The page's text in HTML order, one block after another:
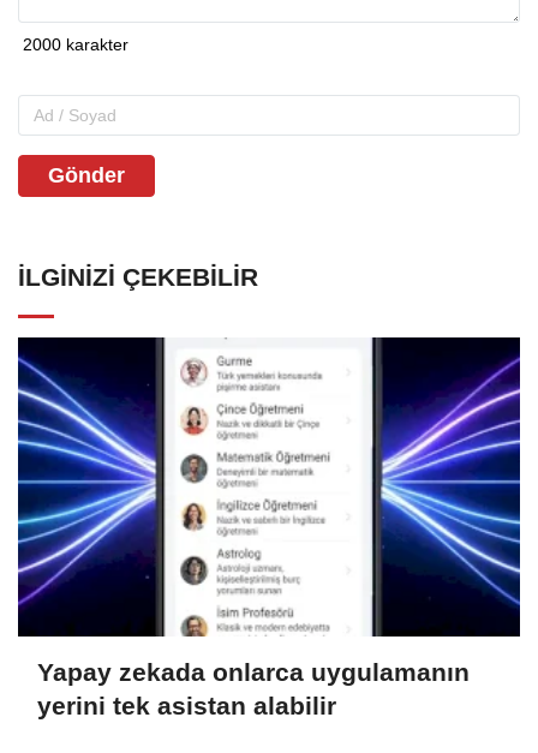
Gönder
İLGINIZI ÇEKEBILIR
Yapay zekada onlarca uygulamanın
yerini tek asistan alabilir